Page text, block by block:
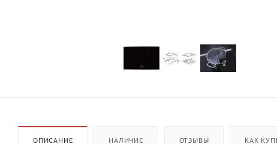
ОПИСАНИЕ НАЛИЧИЕ ОТЗЫВЫ КАК